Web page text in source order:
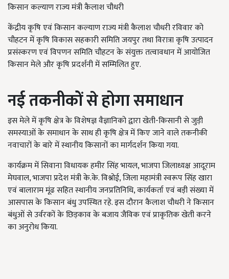
किसान कल्याण राज्य मंत्री कैलाश चौधरी
केंद्रीय कृषि एवं किसान कल्याण राज्य मंत्री कैलाश चौधरी रविवार को
चौहटन में कृषि विकास सहकारी समिति जयपुर तथा विरात्रा कृषि उत्पादन
प्रसंस्करण एवं विपणन समिति चौहटन के संयुक्त तत्वावधान में आयोजित
किसान मेले और कृषि प्रदर्शनी में सम्मिलित हुए.
नई तकनीकों से होगा समाधान
इस मेले में कृषि क्षेत्र के विशेषज्ञ वैज्ञानिको द्वारा खेती-किसानी से जुड़ी
समस्याओं के समाधान के साथ ही कृषि क्षेत्र में किए जाने वाले तकनीकी
नवाचारों के बारे में स्थानीय किसानों का मार्गदर्शन किया गया.
कार्यक्रम में सिवाना विधायक हमीर सिंह भायल, भाजपा जिलाध्यक्ष आदूराम
मेघवाल, भाजपा प्रदेश मंत्री के.के. विश्नोई, जिला महामंत्री स्वरूप सिंह खारा
एवं बालाराम मूंढ सहित स्थानीय जनप्रतिनिधि, कार्यकर्ता एवं बड़ी संख्या में
आसपास के किसान बंधु उपस्थित रहे. इस दौरान कैलाश चौधरी ने किसान
बंधुओं से उर्वरकों के छिड़काव के बजाय जैविक एवं प्राकृतिक खेती करने
का अनुरोध किया.